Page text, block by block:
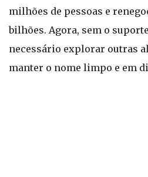
milhões de pessoas e
bilhões. Agora, sem o
necessário explorar outras
manter o nome limpo e em